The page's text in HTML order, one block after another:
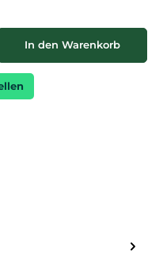
ein oder benutze die
In den Warenkorb